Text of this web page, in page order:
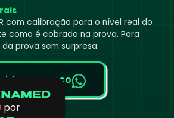
com calibração para o nível real do
como é cobrado na prova. Para
prova sem surpresa.
conosco
por